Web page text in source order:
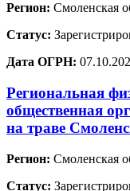
Регион: Смоленская
Статус:
Дата ОГРН:
Региональная
общественная
на траве
Регион: Смоленская
Статус: